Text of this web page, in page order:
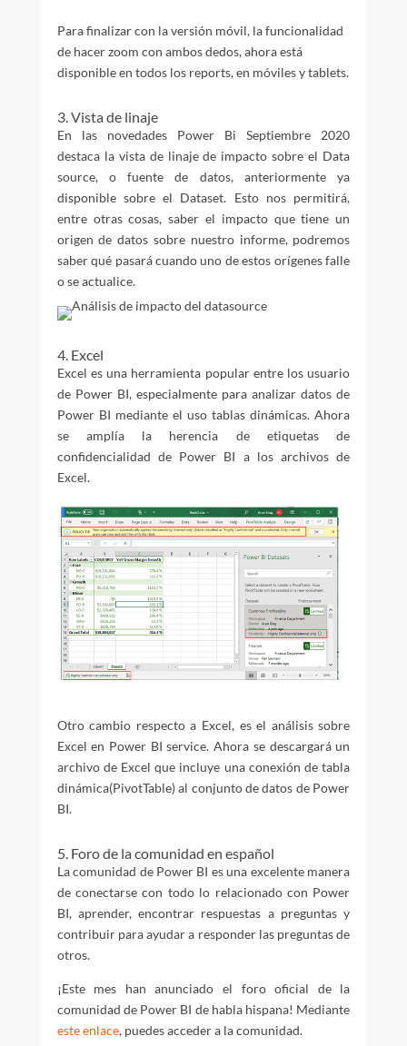
Para finalizar con la versión móvil, la funcionalidad
de hacer zoom con ambos dedos, ahora está
disponible en todos los reports, en móviles y tablets.
3. Vista de linaje
En las novedades Power Bi Septiembre 2020
destaca la vista de linaje de impacto sobre el Data
source, o fuente de datos, anteriormente ya
disponible sobre el Dataset. Esto nos permitirá,
entre otras cosas, saber el impacto que tiene un
origen de datos sobre nuestro informe, podremos
saber qué pasará cuando uno de estos orígenes falle
o se actualice.
4. Excel
Excel es una herramienta popular entre los usuario
de Power BI, especialmente para analizar datos de
Power BI mediante el uso tablas dinámicas. Ahora
se amplía la herencia de etiquetas de
confidencialidad de Power BI a los archivos de
Excel.
Otro cambio respecto a Excel, es el análisis sobre
Excel en Power BI service. Ahora se descargará un
archivo de Excel que incluye una conexión de tabla
dinámica(PivotTable) al conjunto de datos de Power
BI.
5. Foro de la comunidad en español
La comunidad de Power BI es una excelente manera
de conectarse con todo lo relacionado con Power
BI, aprender, encontrar respuestas a preguntas y
contribuir para ayudar a responder las preguntas de
otros.
¡Este mes han anunciado el foro oficial de la
comunidad de Power BI de habla hispana! Mediante
este enlace, puedes acceder a la comunidad.